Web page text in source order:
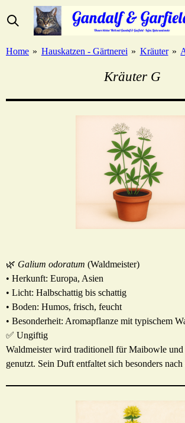
Hauptinhalt
Home » Hauskatzen - Gärtnerei » Kräuter »
Kräuter G
🌿 Galium odoratum (Waldmeister)
• Herkunft: Europa, Asien
• Licht: Halbschattig bis schattig
• Boden: Humos, frisch, feucht
• Besonderheit: Aromapflanze mit typischem
✅ Ungiftig
Waldmeister wird traditionell für Maibowle und
genutzt. Sein Duft entfaltet sich besonders